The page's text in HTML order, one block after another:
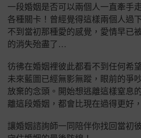
一段婚姻是否可以兩個人一直牽手
各種關卡！曾經覺得這樣兩個人過
不到當初那種愛的感覺，愛情早已
的消失殆盡了…
彷彿在婚姻裡彼此都看不到任何希
未來藍圖已經無影無蹤，眼前的爭
放棄的念頭。開始想逃離這樣窒息
離這段婚姻，都會比現在過得更好
讓婚姻 諮詢師一同陪伴你找回當初